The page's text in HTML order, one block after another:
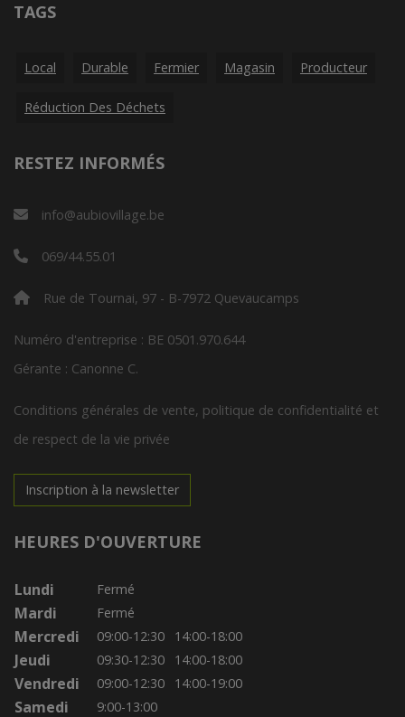
TAGS
Local Durable Fermier Magasin Producteur
Réduction Des Déchets
RESTEZ INFORMÉS
info@aubiovillage.be
069/44.55.01
Rue de Tournai, 97 - B-7972 Quevaucamps
Numéro d'entreprise : BE 0501.970.644
Gérante : Canonne C.
Conditions générales de vente, politique de confidentialité et
de respect de la vie privée
Inscription à la newsletter
HEURES D'OUVERTURE
Lundi Fermé
Mardi Fermé
Mercredi 09:00-12:30 14:00-18:00
Jeudi 09:30-12:30 14:00-18:00
Vendredi 09:00-12:30 14:00-19:00
Samedi 9:00-13:00